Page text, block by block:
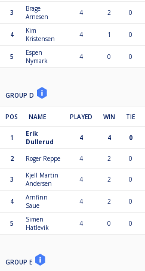
3
Brage
Arnesen
4 2 0
4
Kim
Kristensen
4 1 0
5
Espen
Nymark
4 0 0
GROUP D
POS NAME PLAYED WIN TIE
1
Erik
Dullerud
4 4 0
2 Roger Reppe 4 2 0
3
Kjell Martin
Andersen
4 2 0
4
Arnfinn
Saue
4 2 0
5
Simen
Hatlevik
4 0 0
GROUP E